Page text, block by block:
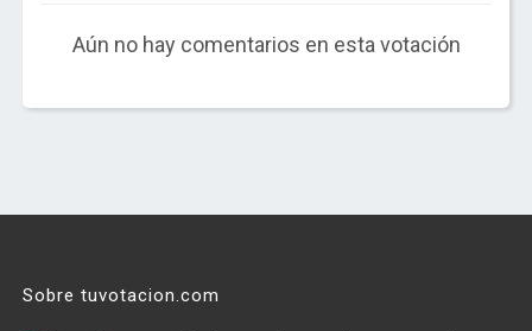
Aún no hay comentarios en esta votación
Sobre tuvotacion.com